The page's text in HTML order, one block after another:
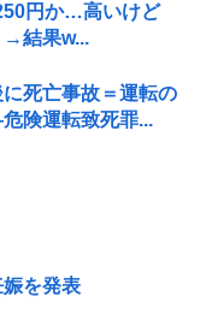
円か…高いけど
→結果w...
に死亡事故＝運転の
険運転致死罪...
を発表